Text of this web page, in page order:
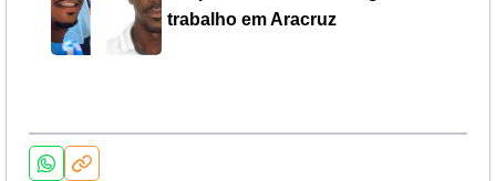
trabalho em Aracruz